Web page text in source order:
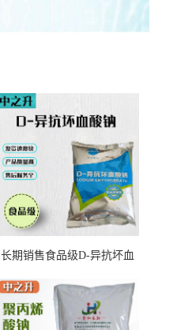
长期销售食品级D-异抗坏血